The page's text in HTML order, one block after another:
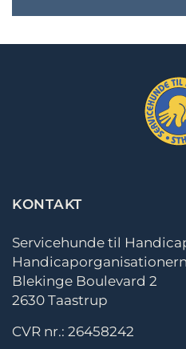
KONTAKT
Servicehunde til
Blekinge Boulevard 2
2630 Taastrup
CVR nr.: 26458242